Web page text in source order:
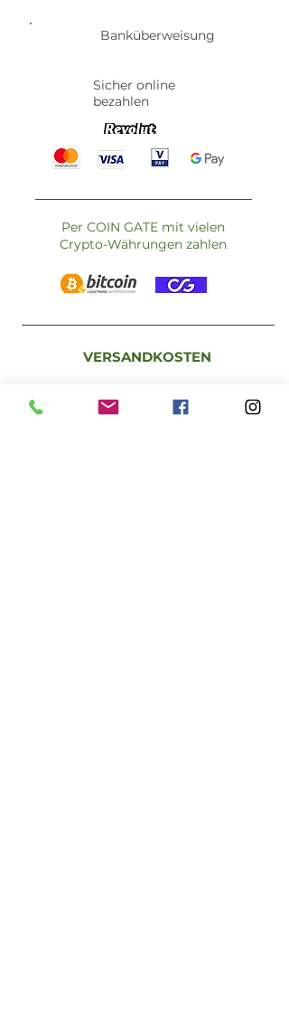
Banküberweisung
Sicher online
bezahlen
Per COIN GATE mit vielen
Crypto-Währungen zahlen
VERSANDKOSTEN
Standardversand:
A - 1 bis 3 Werktage